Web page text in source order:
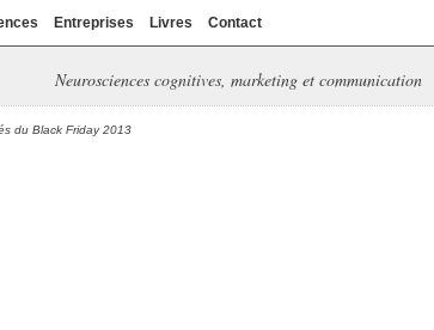
Entreprises Livres Contact
Neurosciences cognitives, marketing et communication
du Black Friday 2013